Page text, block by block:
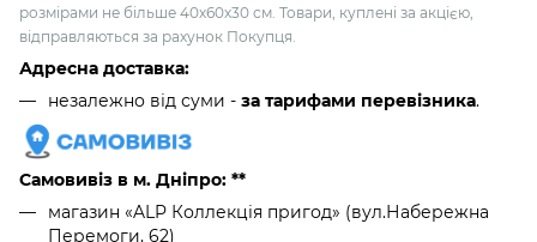
розмірами не більше 40х60х30 см. Товари, куплені за акцією,
відправляються за рахунок Покупця.
Адресна доставка:
незалежно від суми - за тарифами перевізника.
Самовивіз в м. Дніпро: **
магазин «ALP Коллекція пригод» (вул.Набережна
Перемоги, 62)